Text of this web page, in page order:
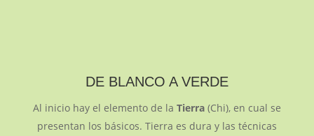
DE BLANCO A VERDE
Al inicio hay el elemento de la Tierra(Chi), en cual se
presentan los básicos. Tierra es dura y las técnicas